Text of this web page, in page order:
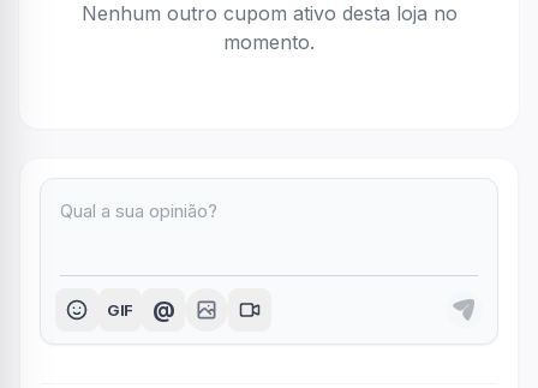
Nenhum outro cupom ativo desta loja no
momento.
GIF @